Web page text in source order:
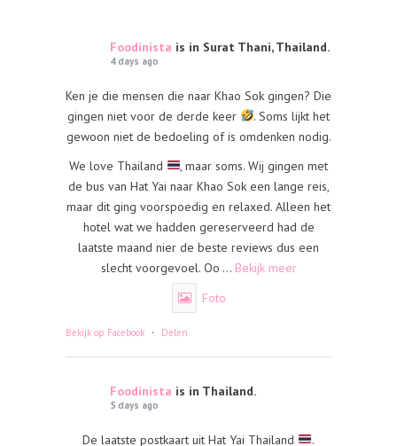
Foodinista is in Surat Thani, Thailand.
4 days ago
Ken je die mensen die naar Khao Sok gingen? Die
gingen niet voor de derde keer
. Soms lijkt het
gewoon niet de bedoeling of is omdenken nodig.
We love Thailand
, maar soms. Wij gingen met
de bus van Hat Yai naar Khao Sok een lange reis,
maar dit ging voorspoedig en relaxed. Alleen het
hotel wat we hadden gereserveerd had de
laatste maand nier de beste reviews dus een
slecht voorgevoel. Oo ... Bekijk meer
Foto
Bekijk op Facebook · Delen
Foodinista is in Thailand.
5 days ago
De laatste postkaart uit Hat Yai Thailand .